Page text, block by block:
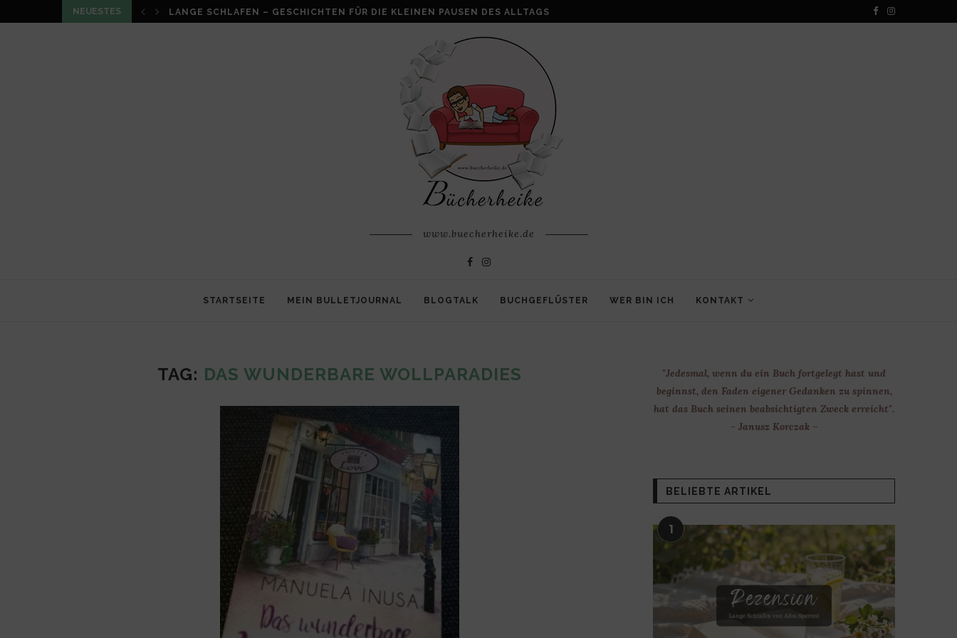
NEUESTES LOUMA VON CHRISTIAN SCHNALKE: WENN AUS VERLUST FAMILIE ENTSTEHT
www.buecherheike.de
STARTSEITE MEIN BULLETJOURNAL BLOGTALK BUCHGEFLÜSTER WER BIN ICH KONTAKT
TAG: DAS WUNDERBARE WOLLPARADIES
"Jedesmal, wenn du ein Buch fortgelegt hast und
beginnst, den Faden eigener Gedanken zu spinnen,
hat das Buch seinen beabsichtigten Zweck erreicht".
- Janusz Korczak –
BELIEBTE ARTIKEL
1